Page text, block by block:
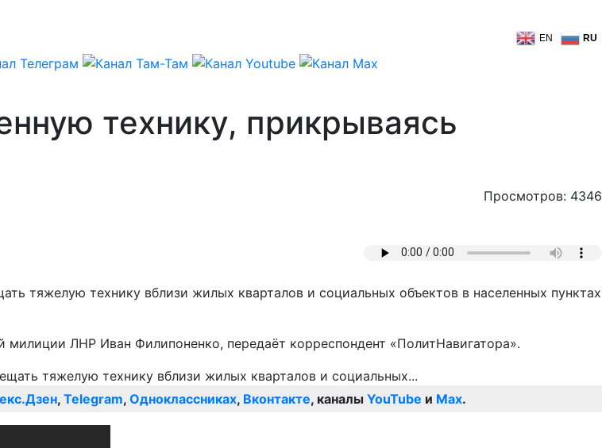
EN RU
технику, прикрываясь
Просмотров: 4346
тяжелую технику вблизи жилых кварталов и социальных объектов в населенных пунктах
ЛНР Иван Филипоненко, передаёт корреспондент «ПолитНавигатора».
, Telegram, Одноклассниках, Вконтакте, каналы YouTube и Max.